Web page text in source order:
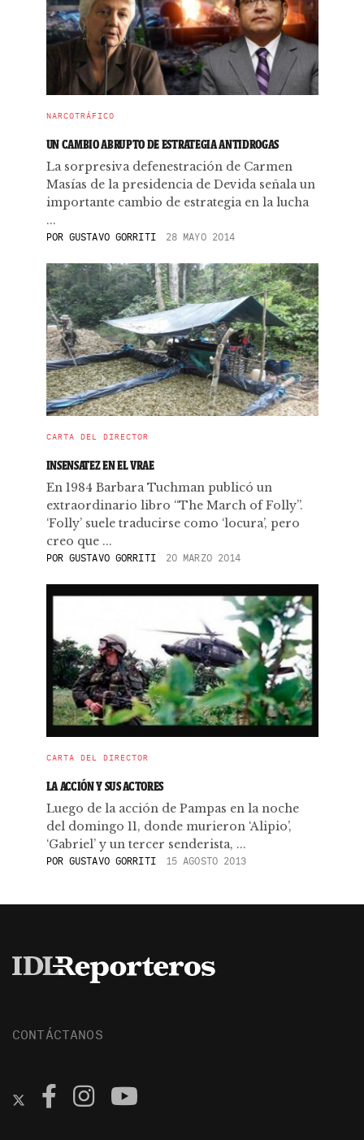
NARCOTRÁFICO
UN CAMBIO ABRUPTO DE ESTRATEGIA ANTIDROGAS
La sorpresiva defenestración de Carmen
Masías de la presidencia de Devida señala un
importante cambio de estrategia en la lucha
...
POR GUSTAVO GORRITI 28 MAYO 2014
CARTA DEL DIRECTOR
INSENSATEZ EN EL VRAE
En 1984 Barbara Tuchman publicó un
extraordinario libro “The March of Folly”.
‘Folly’ suele traducirse como ‘locura’, pero
creo que ...
POR GUSTAVO GORRITI 20 MARZO 2014
CARTA DEL DIRECTOR
LA ACCIÓN Y SUS ACTORES
Luego de la acción de Pampas en la noche
del domingo 11, donde murieron ‘Alipio’,
‘Gabriel’ y un tercer senderista, ...
POR GUSTAVO GORRITI 15 AGOSTO 2013
CONTÁCTANOS